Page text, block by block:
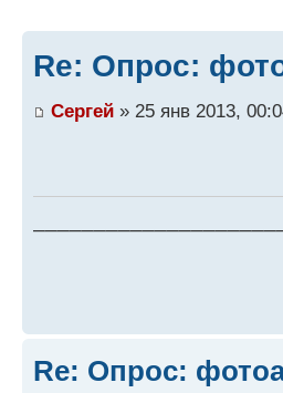
Re: Опрос:
Сергей » 25 янв 2013,
Re: Опрос: